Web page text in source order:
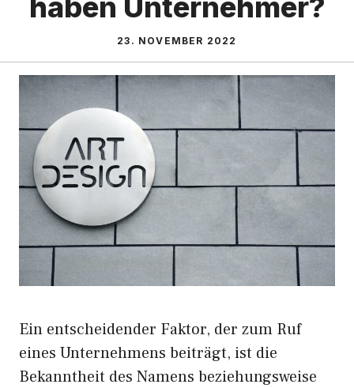
haben Unternehmer?
23. NOVEMBER 2022
Ein entscheidender Faktor, der zum Ruf
eines Unternehmens beiträgt, ist die
Bekanntheit des Namens beziehungsweise